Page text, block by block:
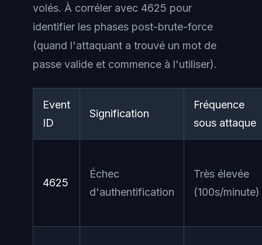
volés. À corréler avec 4625 pour
identifier les phases post-brute-force
(quand l'attaquant a trouvé un mot de
passe valide et commence à l'utiliser).
Event
ID
Signification
Fréquence
sous attaque
4625
Échec
d'authentification
Très élevée
(100s/minute)